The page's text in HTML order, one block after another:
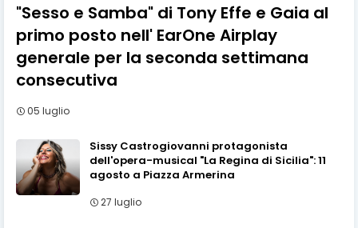
"Sesso e Samba" di Tony Effe e Gaia al
primo posto nell' EarOne Airplay
generale per la seconda settimana
consecutiva
05 luglio
Sissy Castrogiovanni protagonista
dell'opera-musical "La Regina di Sicilia": 11
agosto a Piazza Armerina
27 luglio